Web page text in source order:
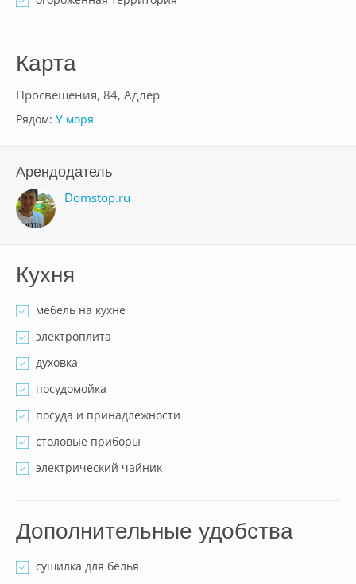
Карта
Просвещения, 84, Адлер
Рядом: У моря
Арендодатель
Domstop.ru
Кухня
мебель на кухне
электроплита
духовка
посудомойка
посуда и принадлежности
столовые приборы
электрический чайник
Дополнительные удобства
сушилка для белья